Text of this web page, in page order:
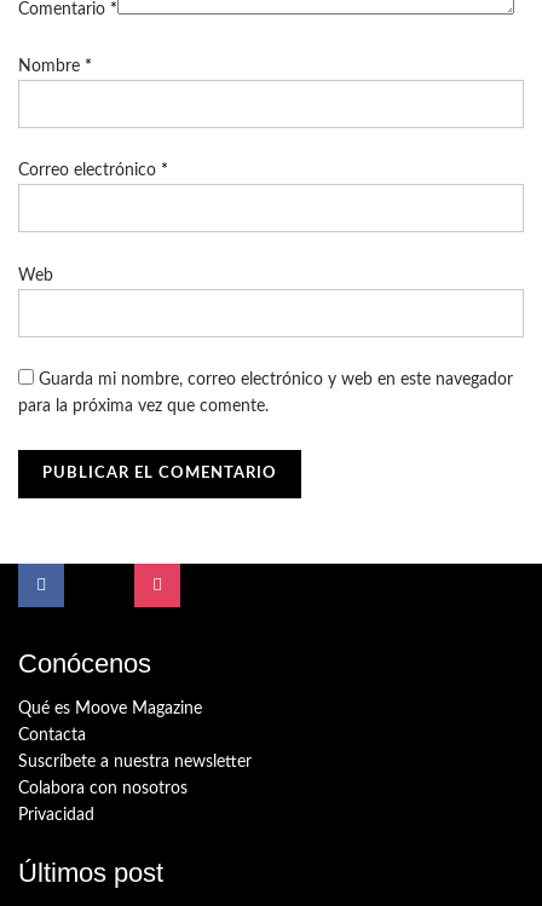
Comentario *
Nombre *
Correo electrónico *
Web
Guarda mi nombre, correo electrónico y web en este navegador
para la próxima vez que comente.
Conócenos
Qué es Moove Magazine
Contacta
Suscríbete a nuestra newsletter
Colabora con nosotros
Privacidad
Últimos post